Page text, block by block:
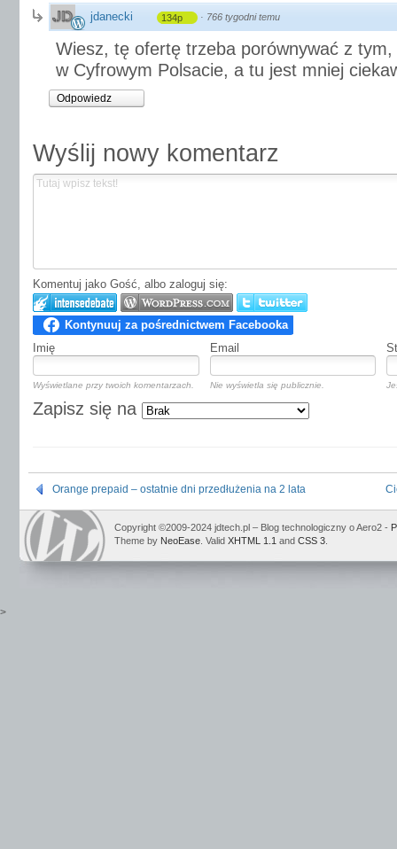
jdanecki 134p · 766 tygodni temu
Wiesz, tę ofertę trzeba porównywać z
w Cyfrowym Polsacie, a tu jest mniej
Odpowiedz
Wyślij nowy komentarz
Komentuj jako Gość, albo zaloguj się:
Imię Email
Wyświetlane przy twoich komentarzach. Nie wyświetla się publicznie.
Zapisz się na
Orange prepaid – ostatnie dni przedłużenia na 2 lata
Copyright ©2009-2024 jdtech.pl – Blog technologiczny o Aero2 -
Theme by NeoEase . Valid XHTML 1.1 and CSS 3
>